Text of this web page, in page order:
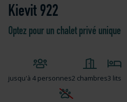
Kievit 922
Optez pour un chalet privé unique
jusqu'à 4 personnes2 chambres3 lits